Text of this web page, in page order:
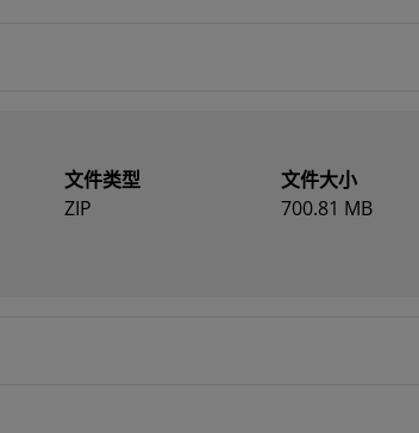
文件类型
ZIP
文件大小
700.81 MB